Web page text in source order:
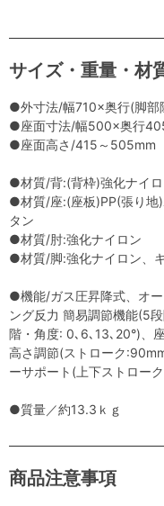
サイズ・重量・材
●外寸法/幅710×奥行(脚
●座面寸法/幅500×奥行
●座面高さ/415～505mm
●材質/背:(背枠)強化ナイ
●材質/座:(座板)PP(張り地
タン
●材質/肘:強化ナイロン
●材質/脚:強化ナイロン、
●機能/ガス圧昇降式、オ
ング反力 簡易調節機能(5
階・角度: 0､6､13､20°)、
高さ調節(ストローク
ーサポート(上下ストロー
●質量／約13.3ｋｇ
商品注意事項